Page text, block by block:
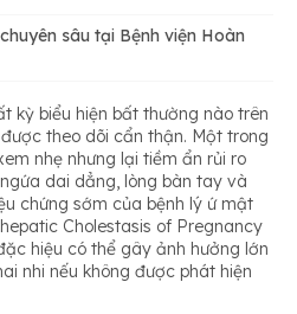
sâu tại Bệnh viện Hoàn
kỳ biểu hiện bất thường nào trên
theo dõi cẩn thận. Một trong
nhẹ nhưng lại tiềm ẩn rủi ro
dai dẳng, lòng bàn tay và
chứng sớm của bệnh lý ứ mật
Cholestasis of Pregnancy
hiệu có thể gây ảnh hưởng lớn
nhi nếu không được phát hiện